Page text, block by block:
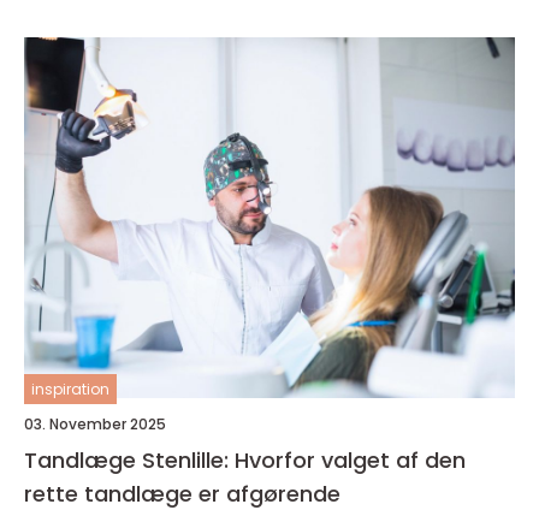
inspiration
03. November 2025
Tandlæge Stenlille: Hvorfor valget af den
rette tandlæge er afgørende